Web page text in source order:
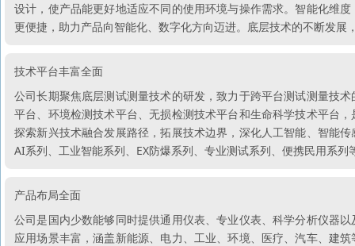
设计，使产品能更好地适应不同的使用环境与操作需求。智能化维
更便捷，助力产品向智能化、数字化方向迈进。底层技术的不断发展
技术平台丰富全面
公司长期聚焦底层测试测量技术的研发，致力于跨平台测试测量技
平台、环境检测技术平台、无损检测技术平台和生命科学技术平台
探索新兴技术融合发展路径，拓展技术边界，深化人工智能、智能
AI系列、工业智能系列、EX防爆系列、专业测试系列、便携民用系
产品布局全面
公司是国内少数能够同时提供通用仪表、专业仪表、科学分析仪器
应用场景丰富，涵盖新能源、电力、工业、环境、医疗、汽车、建